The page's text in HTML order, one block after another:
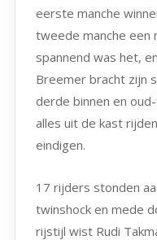
eerste manche
tweede manche
spannend was het,
Breemer bracht zijn
derde binnen en
alles uit de kast
eindigen.
17 rijders stonden
twinshock en mede
rijstijl wist Rudi